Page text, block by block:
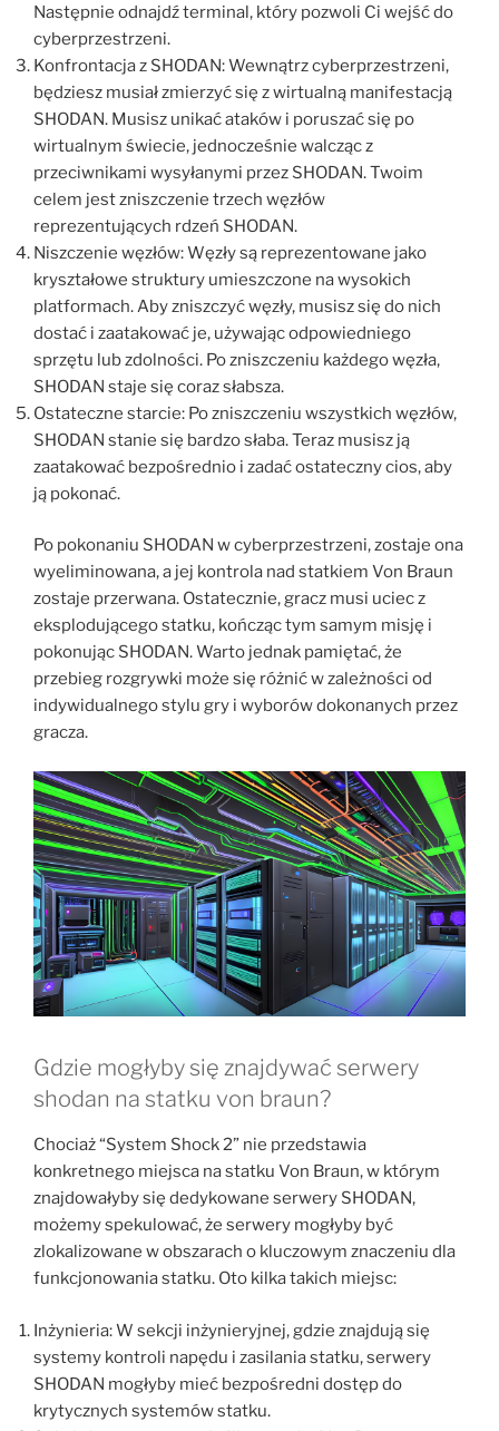
Następnie odnajdź terminal, który pozwoli Ci wejść do
cyberprzestrzeni.
Konfrontacja z SHODAN: Wewnątrz cyberprzestrzeni,
będziesz musiał zmierzyć się z wirtualną manifestacją
SHODAN. Musisz unikać ataków i poruszać się po
wirtualnym świecie, jednocześnie walcząc z
przeciwnikami wysyłanymi przez SHODAN. Twoim
celem jest zniszczenie trzech węzłów
reprezentujących rdzeń SHODAN.
Niszczenie węzłów: Węzły są reprezentowane jako
kryształowe struktury umieszczone na wysokich
platformach. Aby zniszczyć węzły, musisz się do nich
dostać i zaatakować je, używając odpowiedniego
sprzętu lub zdolności. Po zniszczeniu każdego węzła,
SHODAN staje się coraz słabsza.
Ostateczne starcie: Po zniszczeniu wszystkich węzłów,
SHODAN stanie się bardzo słaba. Teraz musisz ją
zaatakować bezpośrednio i zadać ostateczny cios, aby
ją pokonać.
Po pokonaniu SHODAN w cyberprzestrzeni, zostaje ona
wyeliminowana, a jej kontrola nad statkiem Von Braun
zostaje przerwana. Ostatecznie, gracz musi uciec z
eksplodującego statku, kończąc tym samym misję i
pokonując SHODAN. Warto jednak pamiętać, że
przebieg rozgrywki może się różnić w zależności od
indywidualnego stylu gry i wyborów dokonanych przez
gracza.
Gdzie mogłyby się znajdywać serwery
shodan na statku von braun?
Chociaż “System Shock 2” nie przedstawia
konkretnego miejsca na statku Von Braun, w którym
znajdowałyby się dedykowane serwery SHODAN,
możemy spekulować, że serwery mogłyby być
zlokalizowane w obszarach o kluczowym znaczeniu dla
funkcjonowania statku. Oto kilka takich miejsc:
Inżynieria: W sekcji inżynieryjnej, gdzie znajdują się
systemy kontroli napędu i zasilania statku, serwery
SHODAN mogłyby mieć bezpośredni dostęp do
krytycznych systemów statku.